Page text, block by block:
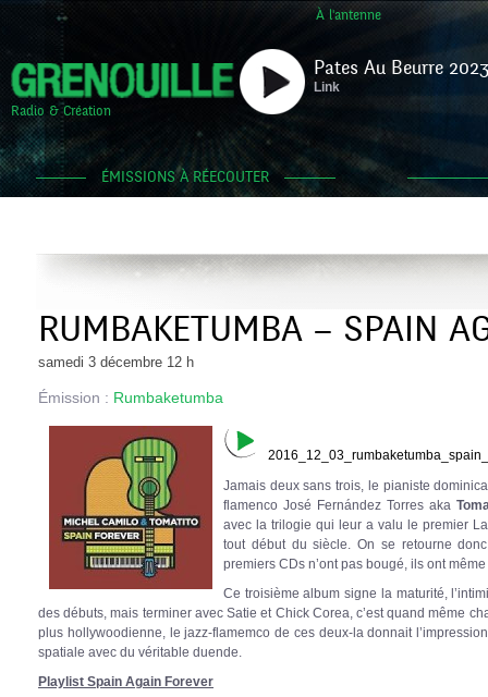
À l'antenne
Radio & Création
Pates Au Beurre
Link
ÉMISSIONS À RÉECOUTER
RUMBAKETUMBA – SPAIN
samedi 3 décembre 12 h
Émission : Rumbaketumba
Jamais deux sans trois, le pianiste
flamenco José Fernández Torres aka
avec la trilogie qui leur a valu le premier
tout début du siècle. On se retourne
premiers CDs n’ont pas bougé, ils ont
Ce troisième album signe la maturité,
des débuts, mais terminer avec Satie et Chick Corea, c’est quand même
plus hollywoodienne, le jazz-flamemco de ces deux-la donnait
spatiale avec du véritable duende.
Playlist Spain Again Forever